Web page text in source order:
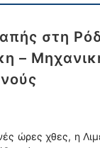
στη
–
ώρες χθες, η